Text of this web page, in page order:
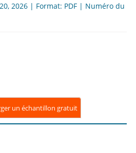
2026 | Format: PDF | Numéro du
un échantillon gratuit